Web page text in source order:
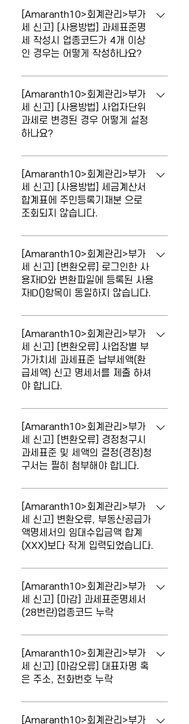
등감가상각자산취득명세서와 다릅니다. 고
정자산을 세금계산서 외의 증빙으로 수취
한 경우 14.그밖의 공제매입세액으로 집계
됩니다. [부가세신고서]에서 세금계산서 수
고정자산매입' 금액을 합산한 금액과 [건물
등감가상각취득명세서]의 합계금액을 비교
하여 확인하시기 바랍니다.
[Amaranth10>회계관리>부가
세 신고] [사용방법] 과세표준명
세 작성시 업종코드가 4개 이상
인 경우는 어떻게 작성하나요?
[부가세신고서] 과세표준명세 작성 시 업종
코드가 4개 이상인 경우는 어떻게 작성하
나요? '과세표준명세'의 마지막 업종에 합
산하여 입력하시기 바랍니다.
[Amaranth10>회계관리>부가
세 신고] [사용방법] 사업자단위
과세로 변경된 경우 어떻게 설정
하나요?
사업자단위과세로 변경된 경우 어떻게 설
정하나요? 1. [회계환경설정] 메뉴에서 '부
가가치세 신고유형'을 2.사업자단위과세로
변경 2. [부가세신고서] 메뉴의 우측상단
'종사업장'을 클릭 후 주·종사업장 등록 및
과세'로 조회하여 작성해야 하며, [사업장
별신고명세서(총괄/단위)] 메뉴도 같이 작
성하여 첨부하시기 바랍니다.
[Amaranth10>회계관리>부가
세 신고] [사용방법] 세금계산서
합계표에 주민등록기재분 으로
조회되지 않습니다.
[전자세금계산서합계표]에 주민등록기재분
으로 조회되지 않습니다. ◎ 메뉴 : 회계관
리 > 회계기초정보관리 > 거래처/계좌/카
드관리 > 일반거래처등록 사업자등록번호
가 없는 개인의 경우 위 메뉴에서 거래처구
정하여 저장 후 [세금계산서합계표] 메뉴에
서 '새로불러오기'를 클릭하여 재집계하면
주민등록번호 발급분으로 집계됩니다.
[Amaranth10>회계관리>부가
세 신고] [변환오류] 로그인한 사
용자ID와 변환파일에 등록된 사용
자ID()항목이 동일하지 않습니다.
신고 시 오류가 발생합니다. 로그인한 사용
자ID와 변환파일에 등록된 사용자ID()항목
이 동일하지 않습니다. 홈택스에 로그인한
ID와 [전자신고] 메뉴에서 파일작성 시 입
력된 홈택스 ID의 정보가 다른 경우 발생합
니다. [전자신고] 메뉴의 홈택스 ID는 [사업
다시 파일 제작하여 신고하시기 바랍니다.
[Amaranth10>회계관리>부가
세 신고] [변환오류] 사업장별 부
가가치세 과세표준 납부세액(환
급세액) 신고 명세서를 제출 하셔
야 합니다.
신고 시 오류가 발생합니다. 사업자단위과
세사업자입니다. 사업자단위과세 사업장별
부가가치세과세표준및납부세액(환급세액)
신고명세서를 제출하셔야 합니다. [사업자
단위 과세의 사업장별 부가가치세 과세표
고유형이 사업자단위과세인 사업장의 경
우, 사업자단위과세 사업장별 신고명세서
를 작성하여 첨부하셔야 합니다. ◎ 메뉴 :
회계관리 > 부가가치세관리 > 주요서식 >
사업장별신고명세서(총괄/단위) 위 메뉴에
서 '새로 불러오기'를 클릭하여, 주/종사업
장의 데이터를 불러옵니다. [부가세신고서]
메뉴의 서식마감 탭에서 '서식불러오기'를
세서"가 첨부되었는 지 확인 후 마감하시기
바랍니다.
[Amaranth10>회계관리>부가
세 신고] [변환오류] 경정청구시
과세표준 및 세액의 결정(경정)청
구서는 필히 첨부해야 합니다.
신고 시 오류가 발생합니다. [부가세신고
서] 경정청구 시 과세표준 및 세액의 결정
(경정)청구서는 필히 첨부해야 합니다. 경
정청구 시 과세표준및세액의결정(경정)청
구서가 첨부되지 않은 경우 발생하는 오류
신고구분이 "경정청구"로 선택되어 있고,
경정사유가 선택되어 있는지 확인 합니다.
[과세표준수정신고서/결정(경정)청구서]
메뉴의 결정(경정)청구서 탭에서 '새로 불
러오기'를 클릭하여 서식을 작성하시기 바
랍니다. ◎ 메뉴 : 회계관리 > 부가가치세관
리 > 기타서식 > [과세표준수정신고서/결
고서] 메뉴의 서식마감 탭에서 '서식불러오
기'를 클릭하여 "과세표준및세액의결정(경
[Amaranth10>회계관리>부가
세 신고] 변환오류, 부동산공급가
액명세서의 임대수입금액 합계
(XXX)보다 작게 입력되었습니다.
신고 시 오류가 발생합니다. 부동산임대업
종 과세표준명세합계 금액(0)이 부동산공
급가액명세서의 임대수입금액 합계(XXX)
보다 작게 입력되었습니다. 확인 후 제출하
'과세표준명세'에서 부동산임대 업종코드에
입력한 금액이 다른 경우 발생하는 오류내
용 입니다. '과세표준명세'의 부동산임대 업
되는 업종별 수입금액이 [부동산임대공급
[Amaranth10>회계관리>부가
세 신고] [마감] 과세표준명세서
(28번란)업종코드 누락
마감 시 오류가 발생합니다. 과세표준명세
서(28번란) 업종코드 누락 ◎ 메뉴 : 시스
템설정 > 조직관리 > 사업장관리 > · 신고
관련 정보 위 메뉴에 주업종코드를 선택하
[Amaranth10>회계관리>부가
세 신고] [마감오류] 대표자명 혹
은 주소, 전화번호 누락
마감 시 오류가 발생합니다. 대표자명 혹은
주소, 전화번호 누락 ◎ 메뉴 : 시스템설정
[Amaranth10>회계관리>부가